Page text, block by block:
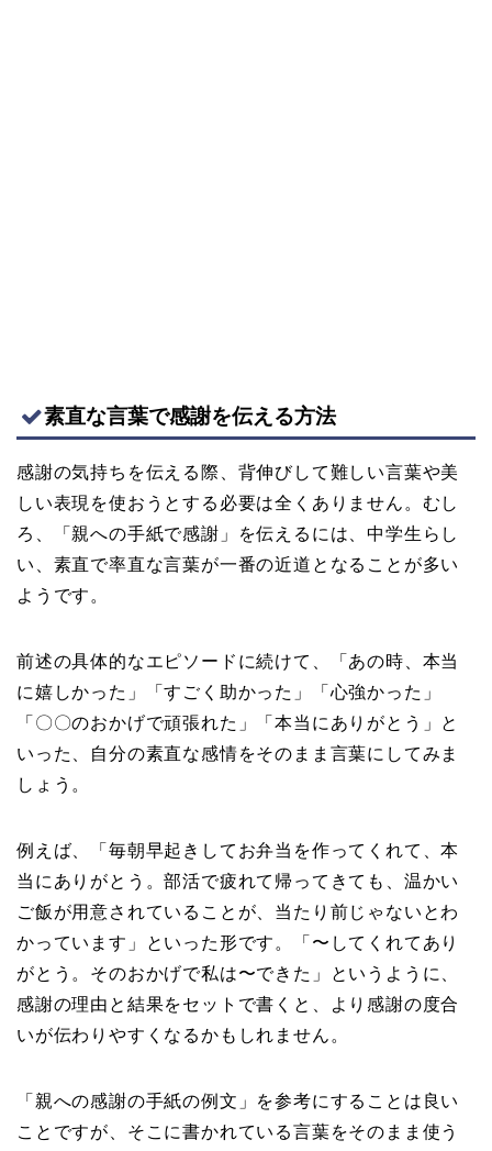
素直な言葉で感謝を伝える方法
感謝の気持ちを伝える際、背伸びして難しい言葉や美
しい表現を使おうとする必要は全くありません。むし
ろ、「親への手紙で感謝」を伝えるには、中学生らし
い、素直で率直な言葉が一番の近道となることが多い
ようです。
前述の具体的なエピソードに続けて、「あの時、本当
に嬉しかった」「すごく助かった」「心強かった」
「〇〇のおかげで頑張れた」「本当にありがとう」と
いった、自分の素直な感情をそのまま言葉にしてみま
しょう。
例えば、「毎朝早起きしてお弁当を作ってくれて、本
当にありがとう。部活で疲れて帰ってきても、温かい
ご飯が用意されていることが、当たり前じゃないとわ
かっています」といった形です。「〜してくれてあり
がとう。そのおかげで私は〜できた」というように、
感謝の理由と結果をセットで書くと、より感謝の度合
いが伝わりやすくなるかもしれません。
「親への感謝の手紙の例文」を参考にすることは良い
ことですが、そこに書かれている言葉をそのまま使う